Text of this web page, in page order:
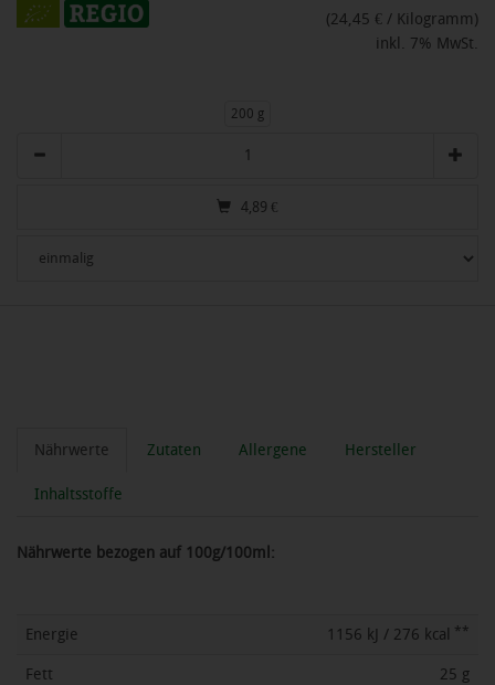
(24,45 € / Kilogramm)
inkl. 7% MwSt.
200 g
4,89 €
Nährwerte Zutaten Allergene Hersteller
Inhaltsstoffe
Nährwerte bezogen auf 100g/100ml:
Energie 1156 kJ / 276 kcal **
Fett 25 g